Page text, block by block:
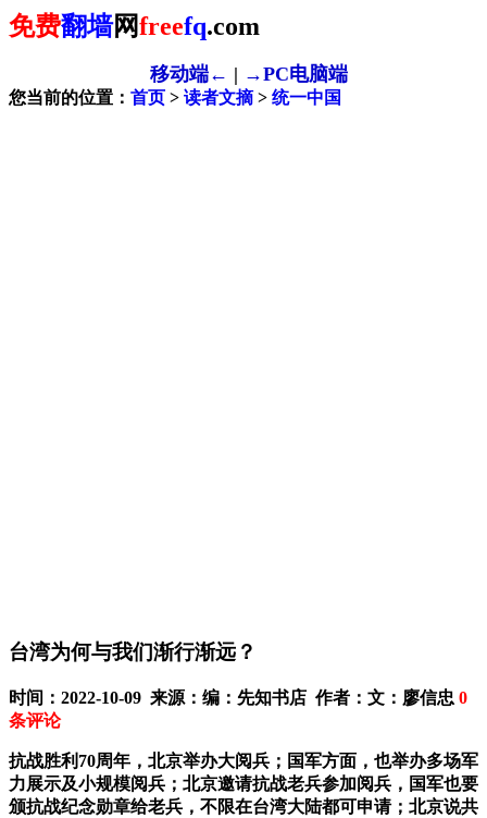
免费翻墙网freefq.com
移动端← | →PC电脑端
您当前的位置： 首页 > 读者文摘> 统一中国
台湾为何与我们渐行渐远？
时间：2022-10-09 来源：编：先知书店 作者：文：廖信忠 0
条评论
抗战胜利70周年，北京举办大阅兵；国军方面，也举办多场军
力展示及小规模阅兵；北京邀请抗战老兵参加阅兵，国军也要
颁抗战纪念勋章给老兵，不限在台湾大陆都可申请；北京说共